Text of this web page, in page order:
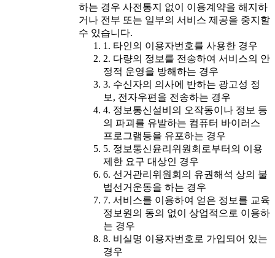
하는 경우 사전통지 없이 이용계약을 해지하
거나 전부 또는 일부의 서비스 제공을 중지할
수 있습니다.
1. 타인의 이용자번호를 사용한 경우
2. 다량의 정보를 전송하여 서비스의 안
정적 운영을 방해하는 경우
3. 수신자의 의사에 반하는 광고성 정
보, 전자우편을 전송하는 경우
4. 정보통신설비의 오작동이나 정보 등
의 파괴를 유발하는 컴퓨터 바이러스
프로그램등을 유포하는 경우
5. 정보통신윤리위원회로부터의 이용
제한 요구 대상인 경우
6. 선거관리위원회의 유권해석 상의 불
법선거운동을 하는 경우
7. 서비스를 이용하여 얻은 정보를 교육
정보원의 동의 없이 상업적으로 이용하
는 경우
8. 비실명 이용자번호로 가입되어 있는
경우